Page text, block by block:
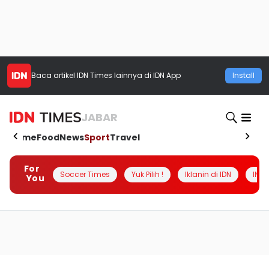
Baca artikel IDN Times lainnya di IDN App Install
JABAR
HomeFoodNewsSportTravel
For
You
Soccer Times Yuk Pilih ! Iklanin di IDN